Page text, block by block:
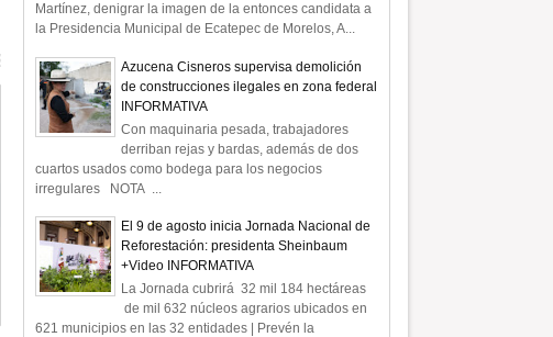
Muere conductor en choque en la
México-Puebla en Valle de Chalco
Matan a ex alcalde de
Tlalmanalco
Ago
2017
Martínez, denigrar la imagen de la entonces candidata a
la Presidencia Municipal de Ecatepec de Morelos, A...
Azucena Cisneros supervisa demolición
de construcciones ilegales en zona federal
INFORMATIVA
Con maquinaria pesada, trabajadores
derriban rejas y bardas, además de dos
cuartos usados como bodega para los negocios
irregulares NOTA ...
El 9 de agosto inicia Jornada Nacional de
Reforestación: presidenta Sheinbaum
+Video INFORMATIVA
La Jornada cubrirá 32 mil 184 hectáreas
de mil 632 núcleos agrarios ubicados en
621 municipios en las 32 entidades | Prevén la